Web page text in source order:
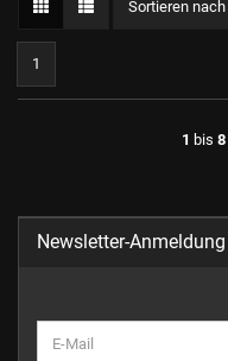
Sortieren nach
1
1 bis 8
Newsletter-Anmeldung